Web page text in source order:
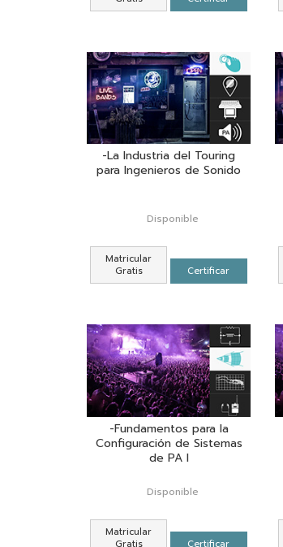
-La Industria del Touring
para Ingenieros de Sonido
Disponible
Matricular
Gratis
Certificar
-Fundamentos para la
Configuración de Sistemas
de PA I
Disponible
Matricular
Gratis
Certificar